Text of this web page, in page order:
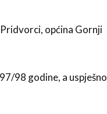
općina Gornji
98 godine, a uspješno